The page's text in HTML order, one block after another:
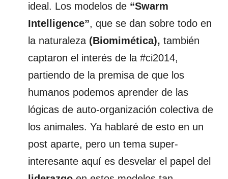
ideal. Los modelos de “Swarm
Intelligence”, que se dan sobre todo en
la naturaleza (Biomimética), también
captaron el interés de la #ci2014,
partiendo de la premisa de que los
humanos podemos aprender de las
lógicas de auto-organización colectiva de
los animales. Ya hablaré de esto en un
post aparte, pero un tema super-
interesante aquí es desvelar el papel del